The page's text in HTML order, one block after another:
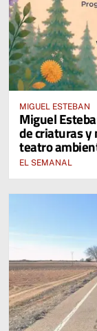
MIGUEL ESTEBAN
Miguel
de criaturas y
teatro
EL SEMANAL